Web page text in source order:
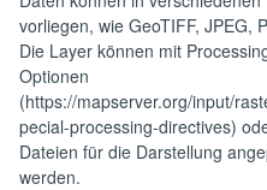
vorliegen, wie GeoTIFF, JPEG,
Die Layer können mit
Optionen
(https://mapserver.org/input/
pecial-processing-directives)
Dateien für die Darstellung
werden.